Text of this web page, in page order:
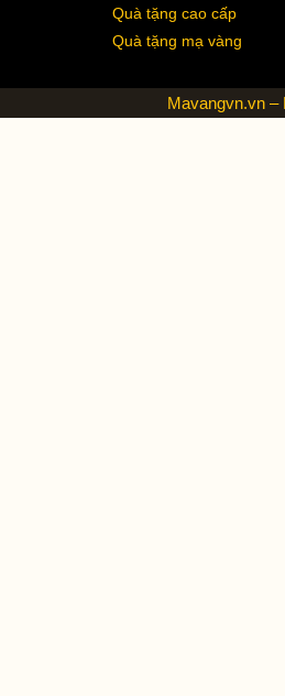
Quà tặng cao cấp
Quà tặng mạ vàng
Mavangvn.vn –